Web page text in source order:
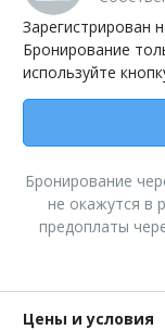
Зарегистрирован
Бронирование
используйте
Бронирование
не окажутся в
предоплаты
Цены и условия